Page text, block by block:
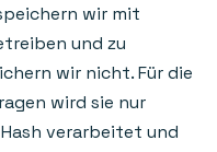
wir mit
und zu
wir nicht. Für die
wird sie nur
verarbeitet und